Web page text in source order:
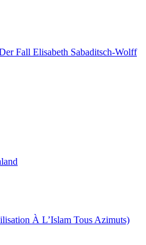
Fall Elisabeth Sabaditsch-Wolff
À L’Islam Tous Azimuts)